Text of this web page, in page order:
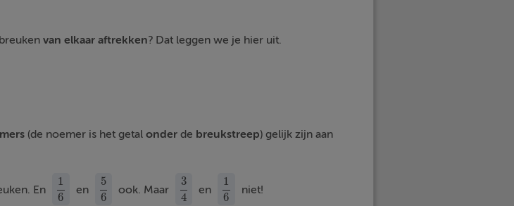
van elkaar aftrekken? Dat leggen we je hier uit.
(de noemer is het getal onderde breukstreep) gelijk zijn aan
En
1
6
16 en
5
6
56 ook. Maar
3
4
34 en
1
6
16 niet!